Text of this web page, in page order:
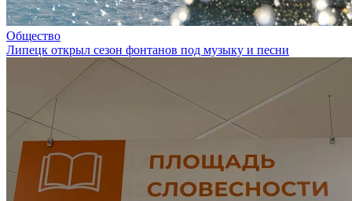
Общество
Липецк открыл сезон фонтанов под музыку и песни